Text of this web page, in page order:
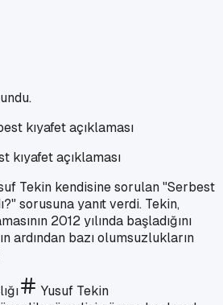
kıyafet açıklaması
Tekin kendisine sorulan "Serbest
sorusuna yanıt verdi. Tekin,
2012 yılında başladığını
ardından bazı olumsuzlukların
Yusuf Tekin